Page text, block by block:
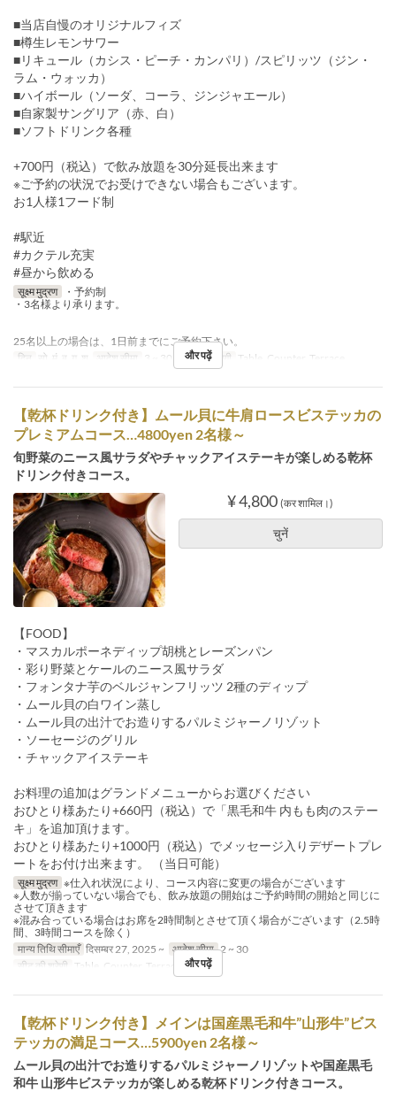
■当店自慢のオリジナルフィズ
■樽生レモンサワー
■リキュール（カシス・ピーチ・カンパリ）/スピリッツ（ジン・
ラム・ウォッカ）
■ハイボール（ソーダ、コーラ、ジンジャエール）
■自家製サングリア（赤、白）
■ソフトドリンク各種
+700円（税込）で飲み放題を30分延長出来ます
※ご予約の状況でお受けできない場合もございます。
お1人様1フード制
#駅近
#カクテル充実
#昼から飲める
सूक्ष्म मुद्रण
・予約制
・3名様より承ります。
25名以上の場合は、1日前までにご予約下さい。
दिन
सो, मं, बु, गु, शु आदेश सीमा 3 ~ 30 सीट की श्रेणी Table, Counter, Terrace
और पढ़ें
【乾杯ドリンク付き】ムール貝に牛肩ロースビステッカの
プレミアムコース…4800yen 2名様～
旬野菜のニース風サラダやチャックアイステーキが楽しめる乾杯
ドリンク付きコース。
¥ 4,800 (कर शामिल।)
चुनें
【FOOD】
・マスカルポーネディップ胡桃とレーズンパン
・彩り野菜とケールのニース風サラダ
・フォンタナ芋のベルジャンフリッツ 2種のディップ
・ムール貝の白ワイン蒸し
・ムール貝の出汁でお造りするパルミジャーノリゾット
・ソーセージのグリル
・チャックアイステーキ
お料理の追加はグランドメニューからお選びください
おひとり様あたり+660円（税込）で「黒毛和牛 内もも肉のステー
キ」を追加頂けます。
おひとり様あたり+1000円（税込）でメッセージ入りデザートプレ
ートをお付け出来ます。 （当日可能）
सूक्ष्म मुद्रण ※仕入れ状況により、コース内容に変更の場合がございます
※人数が揃っていない場合でも、飲み放題の開始はご予約時間の開始と同じに
させて頂きます
※混み合っている場合はお席を2時間制とさせて頂く場合がございます（2.5時
間、3時間コースを除く）
मान्य तिथि सीमाएँ दिसम्बर 27, 2025 ~ आदेश सीमा 2 ~ 30
सीट की श्रेणी Table, Counter, Terrace और पढ़ें
【乾杯ドリンク付き】メインは国産黒毛和牛”山形牛”ビス
テッカの満足コース…5900yen 2名様～
ムール貝の出汁でお造りするパルミジャーノリゾットや国産黒毛
和牛 山形牛ビステッカが楽しめる乾杯ドリンク付きコース。